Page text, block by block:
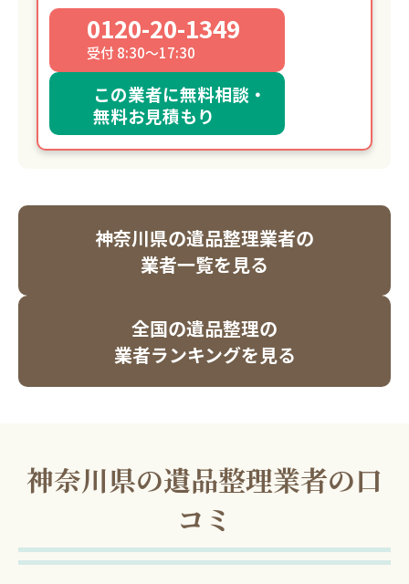
0120-20-1349
受付 8:30～17:30
この業者に無料相談・
無料お見積もり
神奈川県の遺品整理業者の
業者一覧を見る
全国の遺品整理の
業者ランキングを見る
神奈川県の遺品整理業者の口
コミ